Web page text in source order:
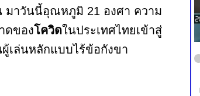
มาวันนี้อุณหภูมิ 21 องศา ความ
ดของโควิดในประเทศไทยเข้าสู่
ผู้เล่นหลักแบบไร้ข้อกังขา